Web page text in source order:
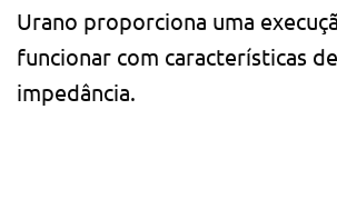
Urano proporciona uma
funcionar com características
impedância.